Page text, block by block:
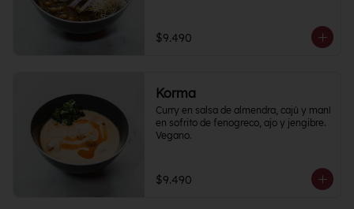
$9.490
Korma
Curry en salsa de almendra, cajú y maní
en sofrito de fenogreco, ajo y jengibre.
Vegano.
$9.490